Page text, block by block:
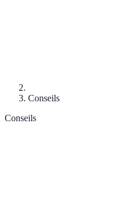
Conseils
Conseils